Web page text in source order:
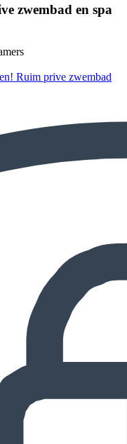
zwembad en spa
Ruim prive zwembad